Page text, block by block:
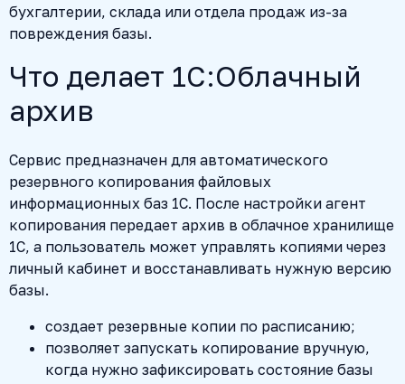
бухгалтерии, склада или отдела продаж из-за
повреждения базы.
Что делает 1С:Облачный
архив
Сервис предназначен для автоматического
резервного копирования файловых
информационных баз 1С. После настройки агент
копирования передает архив в облачное хранилище
1С, а пользователь может управлять копиями через
личный кабинет и восстанавливать нужную версию
базы.
создает резервные копии по расписанию;
позволяет запускать копирование вручную,
когда нужно зафиксировать состояние базы